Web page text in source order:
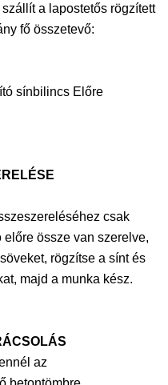
a lapostetős rögzített
fő összetevő:
sínbilincs Előre
csak
előre össze van szerelve,
rögzítse a sínt és
majd a munka kész.
az